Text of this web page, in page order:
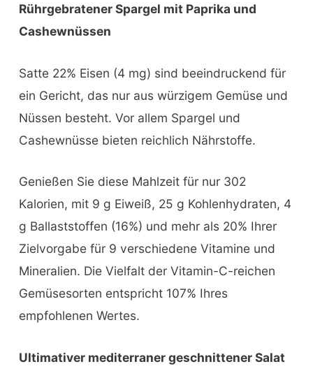
Rührgebratener Spargel mit Paprika und
Cashewnüssen
Satte 22% Eisen (4 mg) sind beeindruckend für
ein Gericht, das nur aus würzigem Gemüse und
Nüssen besteht. Vor allem Spargel und
Cashewnüsse bieten reichlich Nährstoffe.
Genießen Sie diese Mahlzeit für nur 302
Kalorien, mit 9 g Eiweiß, 25 g Kohlenhydraten, 4
g Ballaststoffen (16%) und mehr als 20% Ihrer
Zielvorgabe für 9 verschiedene Vitamine und
Mineralien. Die Vielfalt der Vitamin-C-reichen
Gemüsesorten entspricht 107% Ihres
empfohlenen Wertes.
Ultimativer mediterraner geschnittener Salat